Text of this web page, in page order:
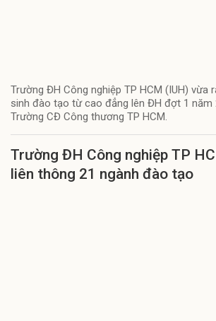
Trường ĐH Công nghiệp TP HCM (IUH) vừa
sinh đào tạo từ cao đẳng lên ĐH đợt 1 năm
Trường CĐ Công thương TP HCM.
Trường ĐH Công nghiệp TP
liên thông 21 ngành đào tạo